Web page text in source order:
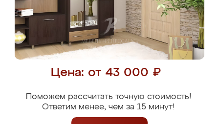
Цена: от 43 000 ₽
Поможем рассчитать точную стоимость!
Ответим менее, чем за 15 минут!